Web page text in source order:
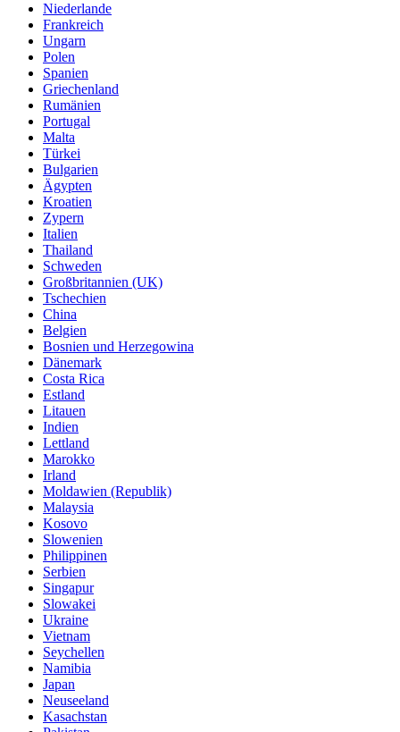
Niederlande
Frankreich
Ungarn
Polen
Spanien
Griechenland
Rumänien
Portugal
Malta
Türkei
Bulgarien
Ägypten
Kroatien
Zypern
Italien
Thailand
Schweden
Großbritannien (UK)
Tschechien
China
Belgien
Bosnien und Herzegowina
Dänemark
Costa Rica
Estland
Litauen
Indien
Lettland
Marokko
Irland
Moldawien (Republik)
Malaysia
Kosovo
Slowenien
Philippinen
Serbien
Singapur
Slowakei
Ukraine
Vietnam
Seychellen
Namibia
Japan
Neuseeland
Kasachstan